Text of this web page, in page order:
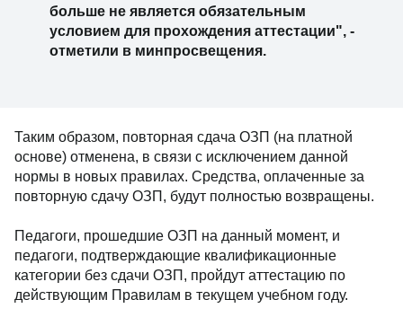
больше не является обязательным
условием для прохождения аттестации", -
отметили в минпросвещения.
Таким образом, повторная сдача ОЗП (на платной
основе) отменена, в связи с исключением данной
нормы в новых правилах. Средства, оплаченные за
повторную сдачу ОЗП, будут полностью возвращены.
Педагоги, прошедшие ОЗП на данный момент, и
педагоги, подтверждающие квалификационные
категории без сдачи ОЗП, пройдут аттестацию по
действующим Правилам в текущем учебном году.